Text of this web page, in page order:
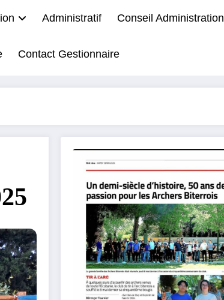
Administratif Conseil Administration
Contact Gestionnaire